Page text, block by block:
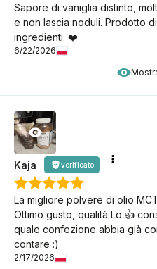
Sapore di vaniglia distinto,
e non lascia noduli. Prodotto
ingredienti. ❤️
6/22/2026
Kaja verificato
La migliore polvere di olio
Ottimo gusto, qualità Lo 👍️
quale confezione abbia già
contare :)
2/17/2026